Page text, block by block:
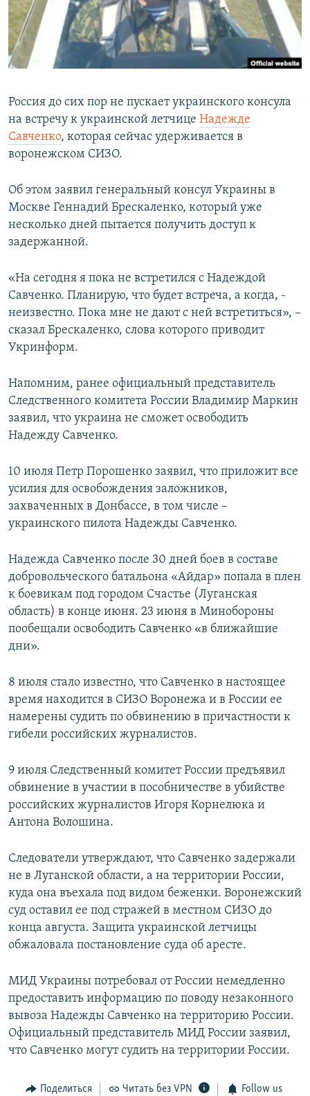
ПОБЕДИТЕЛЕЙ НЕ СУДЯТ?
КРЫМ.НЕПОКОРЕННЫЙ
ELIFBE
ПРИСОЕДИНЯЙТЕСЬ!
Все сайты RFE/RL
Россия до сих пор не пускает украинского консула
на встречу к украинской летчице Надежде
Савченко, которая сейчас удерживается в
воронежском СИЗО.
Об этом заявил генеральный консул Украины в
Москве Геннадий Брескаленко, который уже
несколько дней пытается получить доступ к
задержанной.
«На сегодня я пока не встретился с Надеждой
Савченко. Планирую, что будет встреча, а когда, -
неизвестно. Пока мне не дают с ней встретиться», –
сказал Брескаленко, слова которого приводит
Укринформ.
Напомним, ранее официальный представитель
Следственного комитета России Владимир Маркин
заявил, что украина не сможет освободить
Надежду Савченко.
10 июля Петр Порошенко заявил, что приложит все
усилия для освобождения заложников,
захваченных в Донбассе, в том числе –
украинского пилота Надежды Савченко.
Надежда Савченко после 30 дней боев в составе
добровольческого батальона «Айдар» попала в плен
к боевикам под городом Счастье (Луганская
область) в конце июня. 23 июня в Минобороны
пообещали освободить Савченко «в ближайшие
дни».
8 июля стало известно, что Савченко в настоящее
время находится в СИЗО Воронежа и в России ее
намерены судить по обвинению в причастности к
гибели российских журналистов.
9 июля Следственный комитет России предъявил
обвинение в участии в пособничестве в убийстве
российских журналистов Игоря Корнелюка и
Антона Волошина.
Следователи утверждают, что Савченко задержали
не в Луганской области, а на территории России,
куда она въехала под видом беженки. Воронежский
суд оставил ее под стражей в местном СИЗО до
конца августа. Защита украинской летчицы
обжаловала постановление суда об аресте.
МИД Украины потребовал от России немедленно
предоставить информацию по поводу незаконного
вывоза Надежды Савченко на территорию России.
Официальный представитель МИД России заявил,
что Савченко могут судить на территории России.
Поделиться Читать без VPN Follow us